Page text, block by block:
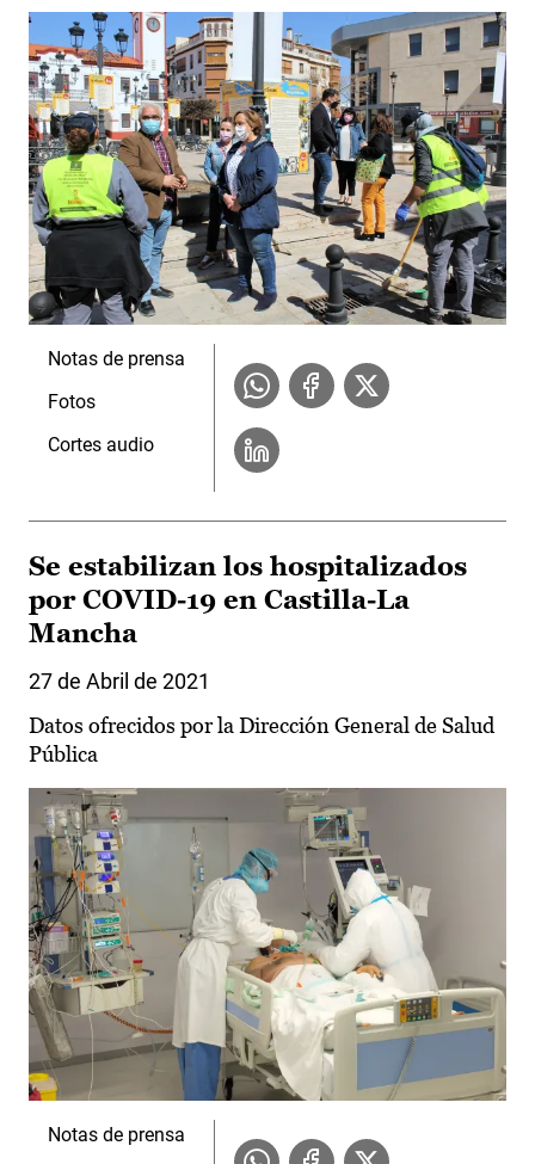
Notas de prensa
Fotos
Cortes audio
Se estabilizan los hospitalizados
por COVID-19 en Castilla-La
Mancha
27 de Abril de 2021
Datos ofrecidos por la Dirección General de Salud
Pública
Notas de prensa